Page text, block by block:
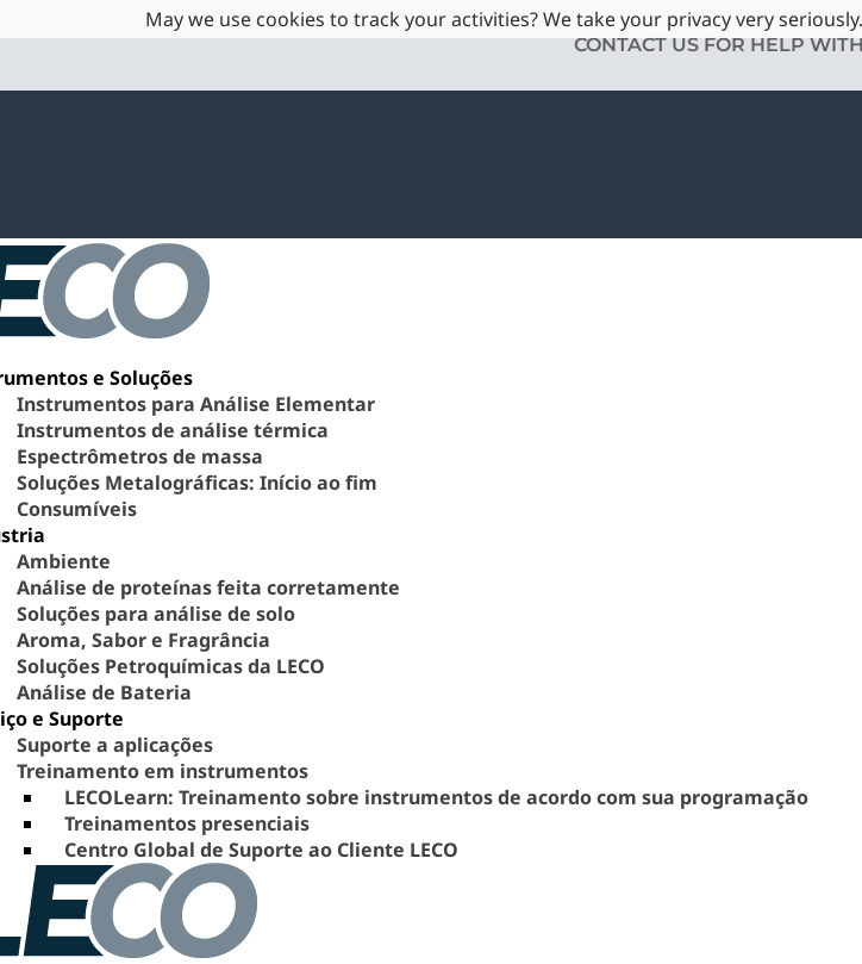
CONTACT US FOR HELP
e Soluções
Instrumentos para Análise Elementar
Instrumentos de análise térmica
Espectrômetros de massa
Soluções Metalográficas: Início ao fim
Consumíveis
Ambiente
Análise de proteínas feita corretamente
Soluções para análise de solo
Aroma, Sabor e Fragrância
Soluções Petroquímicas da LECO
Análise de Bateria
e Suporte
Suporte a aplicações
Treinamento em instrumentos
LECOLearn: Treinamento sobre instrumentos de acordo com sua programação
Treinamentos presenciais
Centro Global de Suporte ao Cliente LECO
May we use cookies to track your activities? We take your privacy very